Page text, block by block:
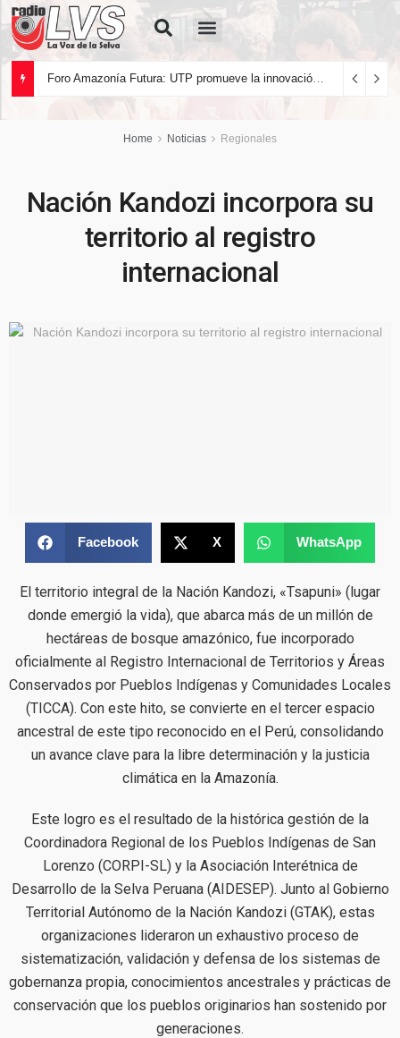
Home Noticias Regionales
Nación Kandozi incorpora su
territorio al registro
internacional
Facebook X WhatsApp
El territorio integral de la Nación Kandozi, «Tsapuni» (lugar
donde emergió la vida), que abarca más de un millón de
hectáreas de bosque amazónico, fue incorporado
oficialmente al Registro Internacional de Territorios y Áreas
Conservados por Pueblos Indígenas y Comunidades Locales
(TICCA). Con este hito, se convierte en el tercer espacio
ancestral de este tipo reconocido en el Perú, consolidando
un avance clave para la libre determinación y la justicia
climática en la Amazonía.
Este logro es el resultado de la histórica gestión de la
Coordinadora Regional de los Pueblos Indígenas de San
Lorenzo (CORPI-SL) y la Asociación Interétnica de
Desarrollo de la Selva Peruana (AIDESEP). Junto al Gobierno
Territorial Autónomo de la Nación Kandozi (GTAK), estas
organizaciones lideraron un exhaustivo proceso de
sistematización, validación y defensa de los sistemas de
gobernanza propia, conocimientos ancestrales y prácticas de
conservación que los pueblos originarios han sostenido por
generaciones.